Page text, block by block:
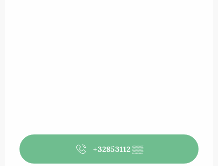
+32853112 ▒▒